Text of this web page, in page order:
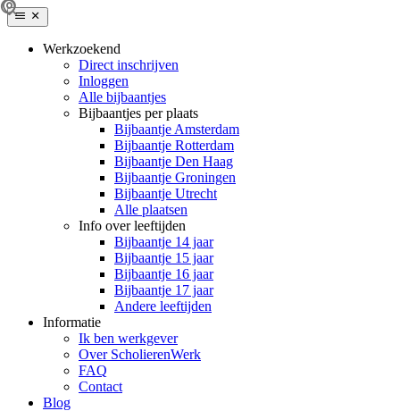
Werkzoekend
Direct inschrijven
Inloggen
Alle bijbaantjes
Bijbaantjes per plaats
Bijbaantje Amsterdam
Bijbaantje Rotterdam
Bijbaantje Den Haag
Bijbaantje Groningen
Bijbaantje Utrecht
Alle plaatsen
Info over leeftijden
Bijbaantje 14 jaar
Bijbaantje 15 jaar
Bijbaantje 16 jaar
Bijbaantje 17 jaar
Andere leeftijden
Informatie
Ik ben werkgever
Over ScholierenWerk
FAQ
Contact
Blog